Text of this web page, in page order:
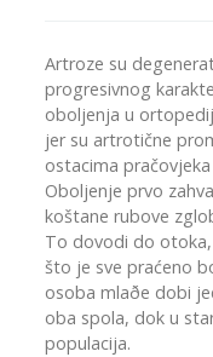
Artroze su
progresivnog
oboljenja u
jer su artrotične
ostacima
Oboljenje prvo
koštane rubove
To dovodi do
što je sve praćeno
osoba mlaðe dobi
oba spola, dok u
populacija.